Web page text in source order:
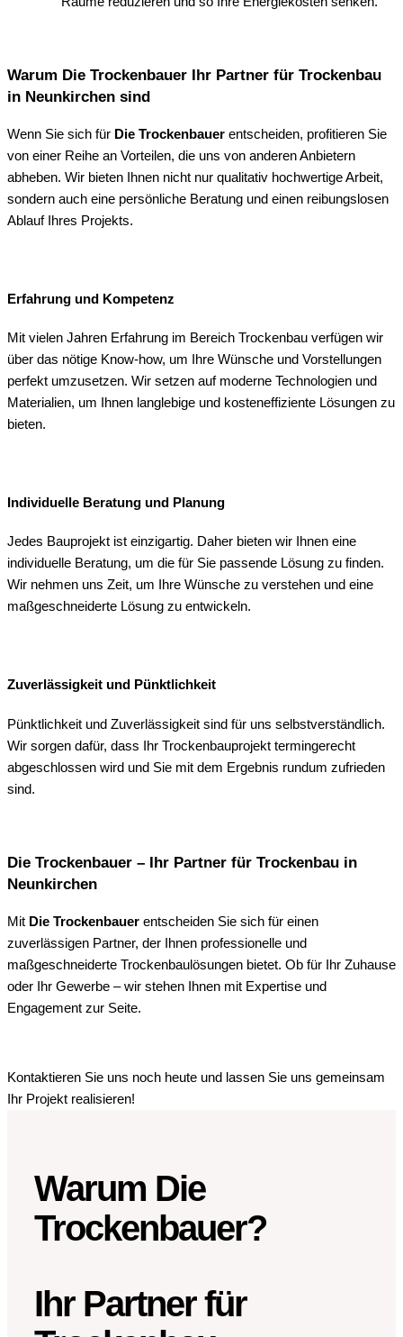
Warum Die Trockenbauer Ihr Partner für Trockenbau
in Neunkirchen sind
Wenn Sie sich für Die Trockenbauer entscheiden, profitieren Sie
von einer Reihe an Vorteilen, die uns von anderen Anbietern
abheben. Wir bieten Ihnen nicht nur qualitativ hochwertige Arbeit,
sondern auch eine persönliche Beratung und einen reibungslosen
Ablauf Ihres Projekts.
Erfahrung und Kompetenz
Mit vielen Jahren Erfahrung im Bereich Trockenbau verfügen wir
über das nötige Know-how, um Ihre Wünsche und Vorstellungen
perfekt umzusetzen. Wir setzen auf moderne Technologien und
Materialien, um Ihnen langlebige und kosteneffiziente Lösungen zu
bieten.
Individuelle Beratung und Planung
Jedes Bauprojekt ist einzigartig. Daher bieten wir Ihnen eine
individuelle Beratung, um die für Sie passende Lösung zu finden.
Wir nehmen uns Zeit, um Ihre Wünsche zu verstehen und eine
maßgeschneiderte Lösung zu entwickeln.
Zuverlässigkeit und Pünktlichkeit
Pünktlichkeit und Zuverlässigkeit sind für uns selbstverständlich.
Wir sorgen dafür, dass Ihr Trockenbauprojekt termingerecht
abgeschlossen wird und Sie mit dem Ergebnis rundum zufrieden
sind.
Die Trockenbauer – Ihr Partner für Trockenbau in
Neunkirchen
Mit Die Trockenbauer entscheiden Sie sich für einen
zuverlässigen Partner, der Ihnen professionelle und
maßgeschneiderte Trockenbaulösungen bietet. Ob für Ihr Zuhause
oder Ihr Gewerbe – wir stehen Ihnen mit Expertise und
Engagement zur Seite.
Kontaktieren Sie uns noch heute und lassen Sie uns gemeinsam
Ihr Projekt realisieren!
Warum Die
Trockenbauer?
Ihr Partner für